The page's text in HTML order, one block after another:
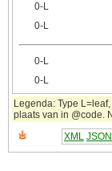
0‑L
0‑L
0‑L
0‑L
Legenda: Type
plaats van in @code.
XML JSON